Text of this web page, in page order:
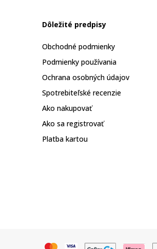
Dôležité predpisy
Obchodné podmienky
Podmienky používania
Ochrana osobných údajov
Spotrebiteľské recenzie
Ako nakupovať
Ako sa registrovať
Platba kartou